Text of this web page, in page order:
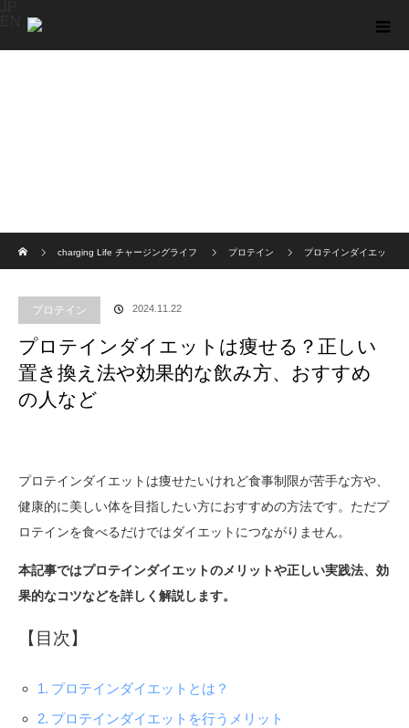
charging Life チャージングライフ
プロテイン プロテインダイエッ
プロテイン 2024.11.22
プロテインダイエットは痩せる？正しい
置き換え法や効果的な飲み方、おすすめ
の人など
プロテインダイエットは痩せたいけれど食事制限が苦手な方や、
健康的に美しい体を目指したい方におすすめの方法です。ただプ
ロテインを食べるだけではダイエットにつながりません。
本記事ではプロテインダイエットのメリットや正しい実践法、効
果的なコツなどを詳しく解説します。
【目次】
プロテインダイエットとは？
プロテインダイエットを行うメリット